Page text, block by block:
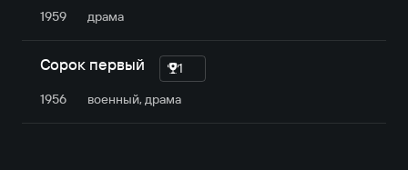
1959 драма
Сорок первый
1
1956
военный, драма